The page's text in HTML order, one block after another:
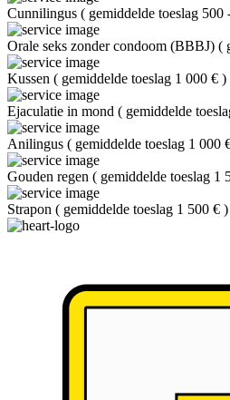
Cunnilingus ( gemiddelde toeslag 500
Orale seks zonder condoom (BBBJ) (
Kussen ( gemiddelde toeslag 1 000 € )
Ejaculatie in mond ( gemiddelde
Anilingus ( gemiddelde toeslag 1 000
Gouden regen ( gemiddelde toeslag 1
Strapon ( gemiddelde toeslag 1 500 € )